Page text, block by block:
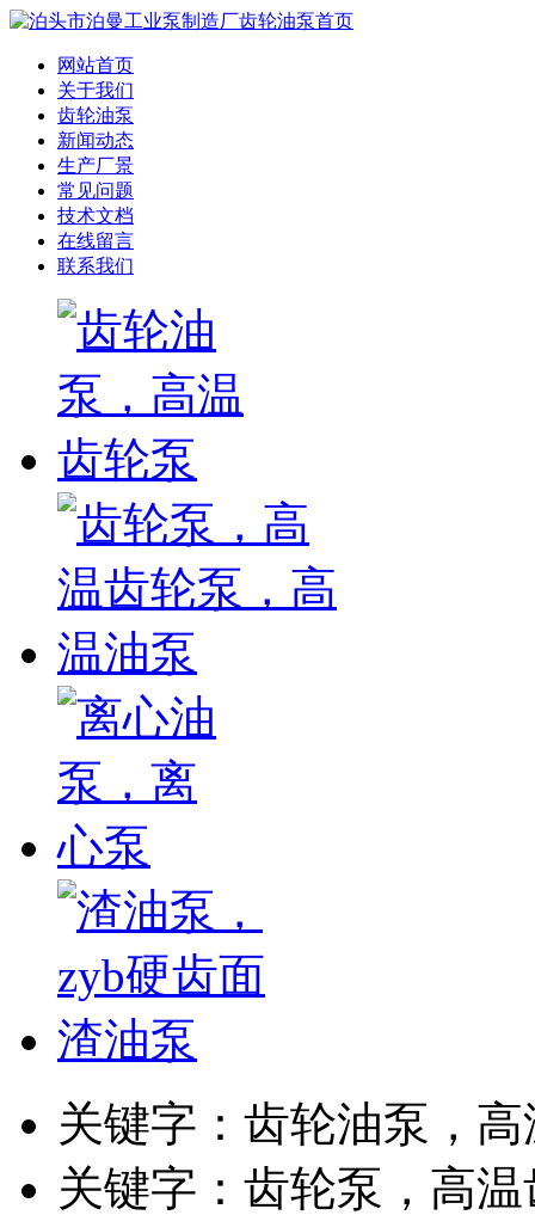
网站首页
关于我们
齿轮油泵
新闻动态
生产厂景
常见问题
技术文档
在线留言
联系我们
关键字：齿轮油泵，
关键字：齿轮泵，高